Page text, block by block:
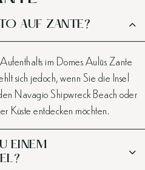
AUF ZANTE?
im Domes Aulūs Zante
sich jedoch, wenn Sie die Insel
Navagio Shipwreck Beach oder
Küste entdecken möchten.
EINEM